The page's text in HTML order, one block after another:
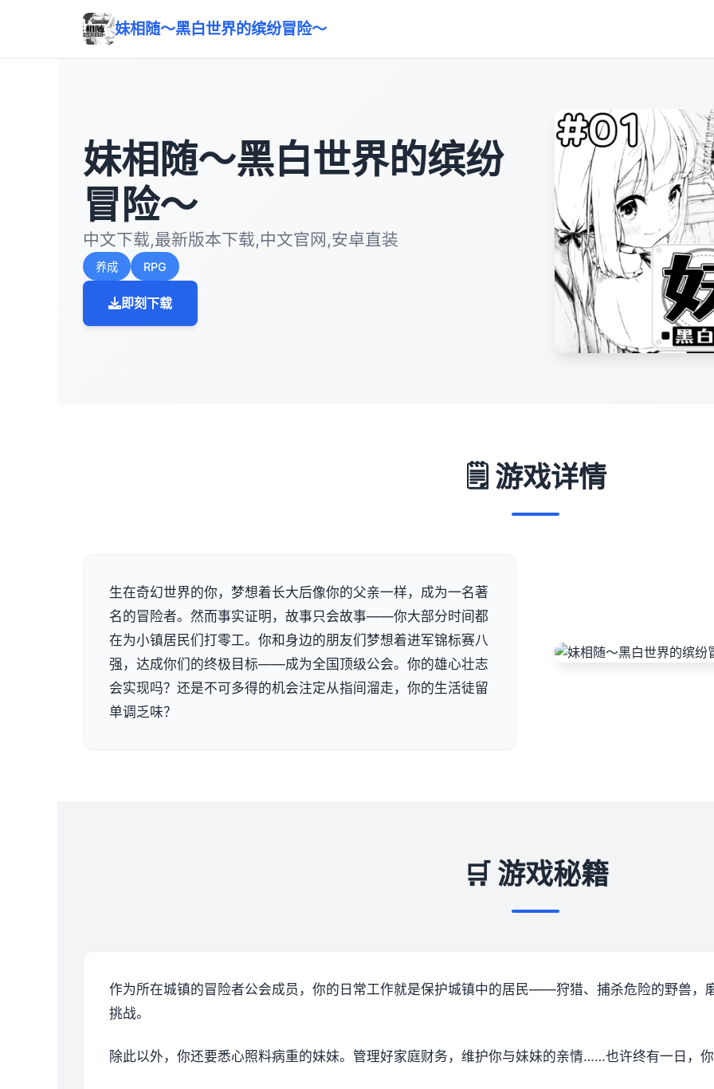
妹相随～黑白世界的缤纷冒险～
妹相随～黑白世界的缤纷
冒险～
中文下载,最新版本下载,中文官网,安卓直装
养成 RPG
即刻下载
🗒️ 游戏详情
生在奇幻世界的你，梦想着长大后像你的父亲一样，成为一名著
名的冒险者。然而事实证明，故事只会故事——你大部分时间都
在为小镇居民们打零工。你和身边的朋友们梦想着进军锦标赛八
强，达成你们的终极目标——成为全国顶级公会。你的雄心壮志
会实现吗？还是不可多得的机会注定从指间溜走，你的生活徒留
单调乏味？
🛒 游戏秘籍
作为所在城镇的冒险者公会成员，你的日常工作就是保护城镇中的居民——狩猎、捕杀危险的野兽，
挑战。
除此以外，你还要悉心照料病重的妹妹。管理好家庭财务，维护你与妹妹的亲情……也许终有一日，你